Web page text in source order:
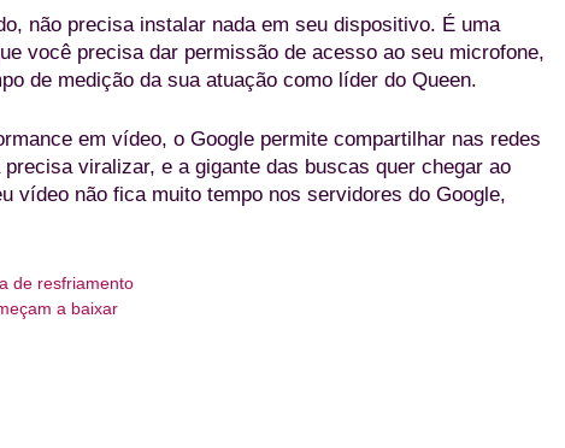
não precisa instalar nada em seu dispositivo. É uma
você precisa dar permissão de acesso ao seu microfone,
de medição da sua atuação como líder do Queen.
em vídeo, o Google permite compartilhar nas redes
viralizar, e a gigante das buscas quer chegar ao
vídeo não fica muito tempo nos servidores do Google,
de resfriamento
a baixar